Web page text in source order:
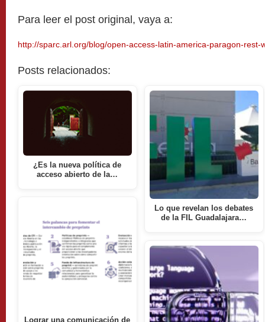
Para leer el post original, vaya a:
http://sparc.arl.org/blog/open-access-latin-america-paragon-rest-
Posts relacionados:
¿Es la nueva política de
acceso abierto de la…
Lograr una comunicación de
Lo que revelan los debates
de la FIL Guadalajara…